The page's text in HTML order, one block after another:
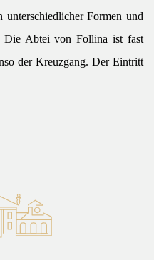
unterschiedlicher Formen und
Die Abtei von Follina ist fast
der Kreuzgang. Der Eintritt